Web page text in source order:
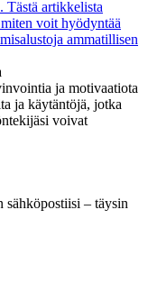
Tästä artikkelista
voit hyödyntää
ammatillisen
ja motivaatiota
ja käytäntöjä, jotka
voivat
sähköpostiisi – täysin